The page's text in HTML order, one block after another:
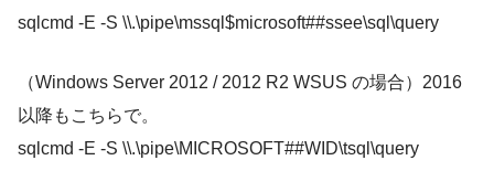
sqlcmd -E -S \\.\pipe\mssql$microsoft##ssee\sql\query
（Windows Server 2012 / 2012 R2 WSUS の場合）2016
以降もこちらで。
sqlcmd -E -S \\.\pipe\MICROSOFT##WID\tsql\query